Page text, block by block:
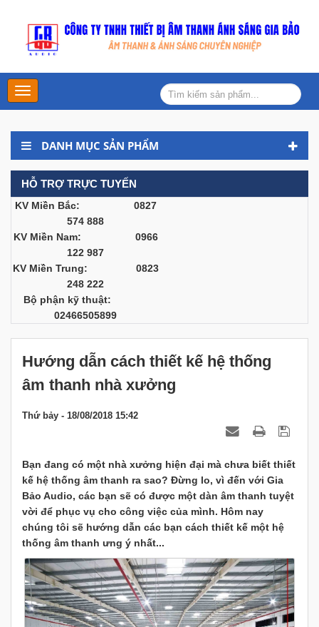
Main
Menu
DANH MỤC SẢN PHẨM
HỖ TRỢ TRỰC TUYẾN
KV Miền Bắc: 0827
574 888
KV Miền Nam: 0966
122 987
KV Miền Trung: 0823
248 222
Bộ phận kỹ thuật:
02466505899
Hướng dẫn cách thiết kế hệ thống
âm thanh nhà xưởng
Thứ bảy - 18/08/2018 15:42
Bạn đang có một nhà xưởng hiện đại mà chưa biết thiết
kế hệ thống âm thanh ra sao? Đừng lo, vì đến với Gia
Bảo Audio, các bạn sẽ có được một dàn âm thanh tuyệt
vời để phục vụ cho công việc của mình. Hôm nay
chúng tôi sẽ hướng dẫn các bạn cách thiết kế một hệ
thống âm thanh ưng ý nhất...